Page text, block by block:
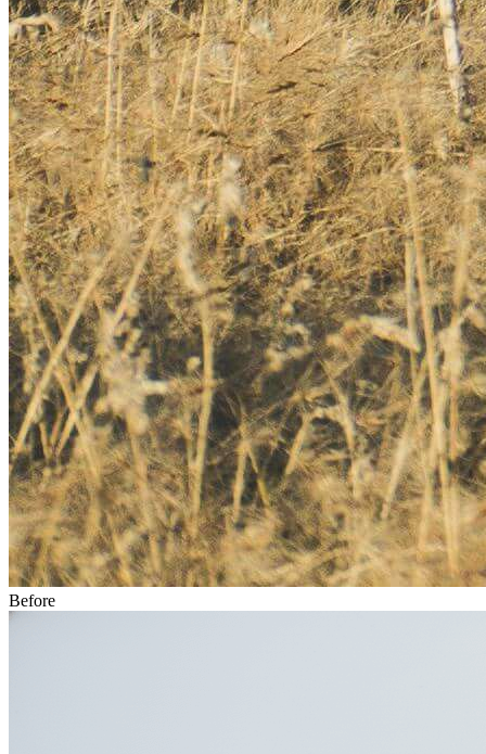
Before